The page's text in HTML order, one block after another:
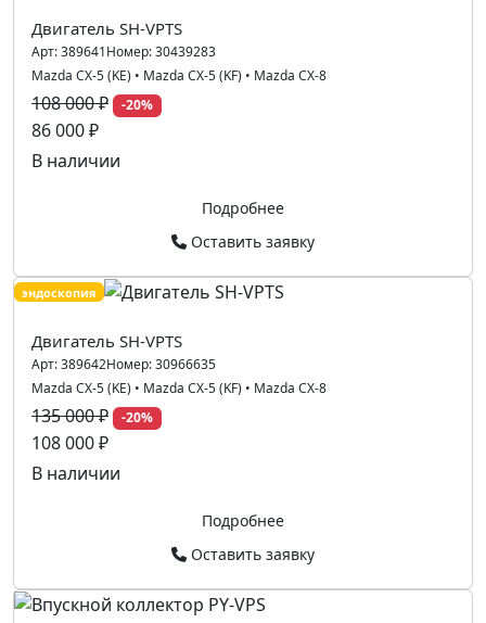
Двигатель SH-VPTS
Арт:389641Номер:30439283
Mazda CX-5 (KE) • Mazda CX-5 (KF) • Mazda CX-8
108 000 ₽ -20%
86 000 ₽
В наличии
Подробнее
Оставить заявку
эндоскопия
Двигатель SH-VPTS
Арт:389642Номер:30966635
Mazda CX-5 (KE) • Mazda CX-5 (KF) • Mazda CX-8
135 000 ₽ -20%
108 000 ₽
В наличии
Подробнее
Оставить заявку